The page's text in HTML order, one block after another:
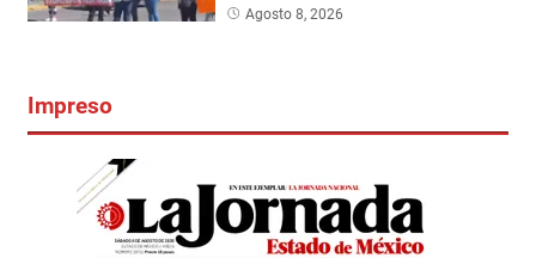
Agosto 8, 2026
Impreso